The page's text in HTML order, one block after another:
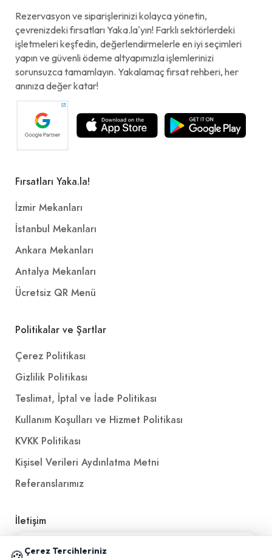
Rezervasyon ve siparişlerinizi kolayca yönetin,
çevrenizdeki fırsatları Yaka.la'yın! Farklı sektörlerdeki
işletmeleri keşfedin, değerlendirmelerle en iyi seçimleri
yapın ve güvenli ödeme altyapımızla işlemlerinizi
sorunsuzca tamamlayın. Yakalamaç fırsat rehberi, her
anınıza değer katar!
Fırsatları Yaka.la!
İzmir Mekanları
İstanbul Mekanları
Ankara Mekanları
Antalya Mekanları
Ücretsiz QR Menü
Politikalar ve Şartlar
Çerez Politikası
Gizlilik Politikası
Teslimat, İptal ve İade Politikası
Kullanım Koşulları ve Hizmet Politikası
KVKK Politikası
Kişisel Verileri Aydınlatma Metni
Referanslarımız
İletişim
E-Posta iletisim@yakalamac.com.tr
Çerez Tercihleriniz
📱 Mobil uygulamamızı keşfedin!